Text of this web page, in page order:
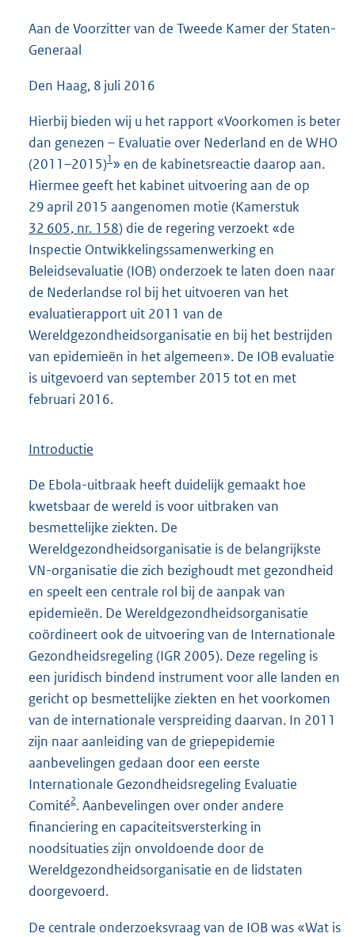
Aan de Voorzitter van de Tweede Kamer der Staten-
Generaal
Den Haag, 8 juli 2016
Hierbij bieden wij u het rapport «Voorkomen is beter
dan genezen – Evaluatie over Nederland en de WHO
(2011–2015)1» en de kabinetsreactie daarop aan.
Hiermee geeft het kabinet uitvoering aan de op
29 april 2015 aangenomen motie (Kamerstuk
32 605, nr. 158) die de regering verzoekt «de
Inspectie Ontwikkelingssamenwerking en
Beleidsevaluatie (IOB) onderzoek te laten doen naar
de Nederlandse rol bij het uitvoeren van het
evaluatierapport uit 2011 van de
Wereldgezondheidsorganisatie en bij het bestrijden
van epidemieën in het algemeen». De IOB evaluatie
is uitgevoerd van september 2015 tot en met
februari 2016.
Introductie
De Ebola-uitbraak heeft duidelijk gemaakt hoe
kwetsbaar de wereld is voor uitbraken van
besmettelijke ziekten. De
Wereldgezondheidsorganisatie is de belangrijkste
VN-organisatie die zich bezighoudt met gezondheid
en speelt een centrale rol bij de aanpak van
epidemieën. De Wereldgezondheidsorganisatie
coördineert ook de uitvoering van de Internationale
Gezondheidsregeling (IGR 2005). Deze regeling is
een juridisch bindend instrument voor alle landen en
gericht op besmettelijke ziekten en het voorkomen
van de internationale verspreiding daarvan. In 2011
zijn naar aanleiding van de griepepidemie
aanbevelingen gedaan door een eerste
Internationale Gezondheidsregeling Evaluatie
Comité2. Aanbevelingen over onder andere
financiering en capaciteitsversterking in
noodsituaties zijn onvoldoende door de
Wereldgezondheidsorganisatie en de lidstaten
doorgevoerd.
De centrale onderzoeksvraag van de IOB was «Wat is